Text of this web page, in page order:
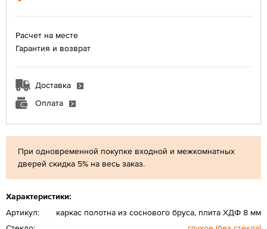
При одновременной покупке входной и межкомнатных
дверей скидка 5% на весь заказ.
Характеристики:
Артикул:
каркас полотна из соснового бруса, плита ХДФ 8 мм
Расчет на месте
Гарантия и возврат
Доставка
Оплата